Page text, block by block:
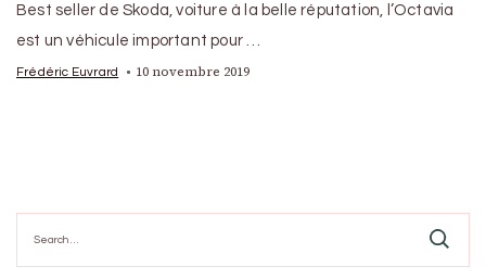
Best seller de Skoda, voiture à la belle réputation, l’Octavia
est un véhicule important pour …
Frédéric Euvrard 10 novembre 2019
for: